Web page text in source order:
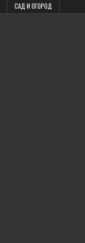
САД И ОГОРОД